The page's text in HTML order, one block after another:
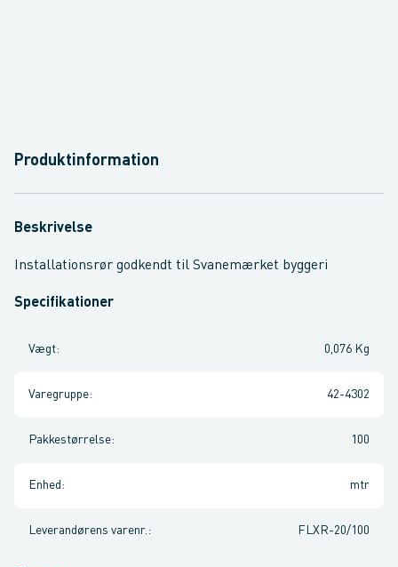
Produktinformation
Beskrivelse
Installationsrør godkendt til Svanemærket byggeri
Specifikationer
Vægt: 0,076 Kg
Varegruppe: 42-4302
Pakkestørrelse: 100
Enhed : mtr
Leverandørens varenr. : FLXR-20/100